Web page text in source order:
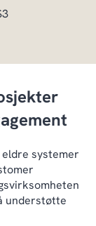
systemer
understøtte